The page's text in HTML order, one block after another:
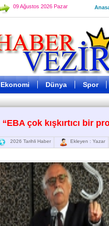
09 Ağustos 2026 Pazar
Ekonomi Dünya Spor
“EBA çok kışkırtıcı bir
2026 Tarihli Haber Ekleyen : Yazar